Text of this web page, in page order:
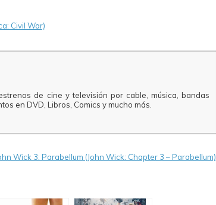
Civil War)
de cine y televisión por cable, música, bandas
en DVD, Libros, Comics y mucho más.
Wick 3: Parabellum (John Wick: Chapter 3 – Parabellum)